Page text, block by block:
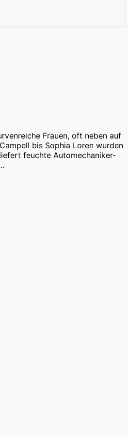
Frauen, oft neben auf
bis Sophia Loren wurden
feuchte Automechaniker-